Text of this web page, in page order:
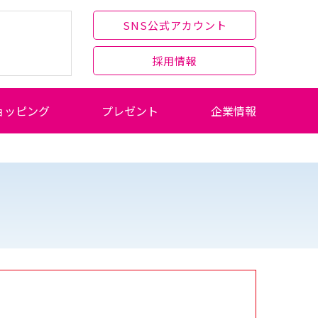
SNS公式アカウント
採用情報
ッピング プレゼント 企業情報